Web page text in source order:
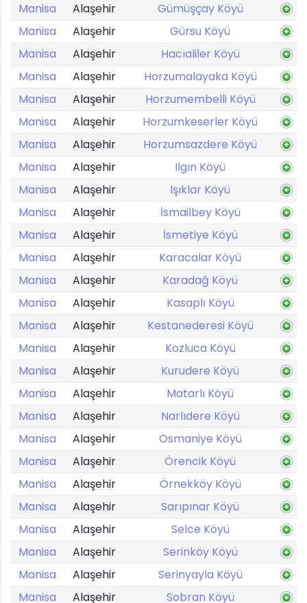
Manisa
Alaşehir
Gümüşçay Köyü
Manisa
Alaşehir
Gürsu Köyü
Manisa
Alaşehir
Hacıaliler Köyü
Manisa
Alaşehir
Horzumalayaka Köyü
Manisa
Alaşehir
Horzumembelli Köyü
Manisa
Alaşehir
Horzumkeserler Köyü
Manisa
Alaşehir
Horzumsazdere Köyü
Manisa
Alaşehir
Ilgın Köyü
Manisa
Alaşehir
Işıklar Köyü
Manisa
Alaşehir
İsmailbey Köyü
Manisa
Alaşehir
İsmetiye Köyü
Manisa
Alaşehir
Karacalar Köyü
Manisa
Alaşehir
Karadağ Köyü
Manisa
Alaşehir
Kasaplı Köyü
Manisa
Alaşehir
Kestanederesi Köyü
Manisa
Alaşehir
Kozluca Köyü
Manisa
Alaşehir
Kurudere Köyü
Manisa
Alaşehir
Matarlı Köyü
Manisa
Alaşehir
Narlıdere Köyü
Manisa
Alaşehir
Osmaniye Köyü
Manisa
Alaşehir
Örencik Köyü
Manisa
Alaşehir
Örnekköy Köyü
Manisa
Alaşehir
Sarıpınar Köyü
Manisa
Alaşehir
Selce Köyü
Manisa
Alaşehir
Serinköy Köyü
Manisa
Alaşehir
Serinyayla Köyü
Manisa
Alaşehir
Sobran Köyü